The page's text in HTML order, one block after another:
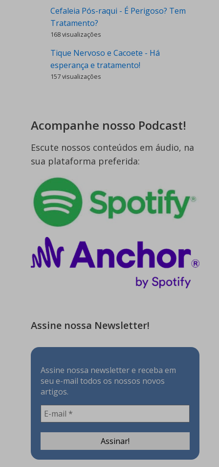
Cefaleia Pós-raqui - É Perigoso? Tem
Tratamento?
168 visualizações
Tique Nervoso e Cacoete - Há
esperança e tratamento!
157 visualizações
Acompanhe nosso Podcast!
Escute nossos conteúdos em áudio, na
sua plataforma preferida:
Assine nossa Newsletter!
Assine nossa newsletter e receba em
seu e-mail todos os nossos novos
artigos.